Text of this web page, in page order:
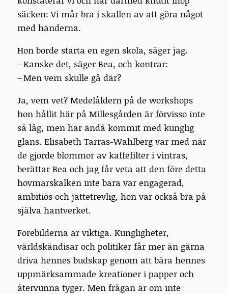
säcken: Vi mår bra i skallen av att göra något
med händerna.
Hon borde starta en egen skola, säger jag.
– Kanske det, säger Bea, och kontrar:
– Men vem skulle gå där?
Ja, vem vet? Medelåldern på de workshops
hon hållit här på Millesgården är förvisso inte
så låg, men har ändå kommit med kunglig
glans. Elisabeth Tarras-Wahlberg var med när
de gjorde blommor av kaffefilter i vintras,
berättar Bea och jag får veta att den före detta
hovmarskalken inte bara var engagerad,
ambitiös och jättetrevlig, hon var också bra på
själva hantverket.
Förebilderna är viktiga. Kungligheter,
världskändisar och politiker får mer än gärna
driva hennes budskap genom att bära hennes
uppmärksammade kreationer i papper och
återvunna tyger. Men frågan är om inte